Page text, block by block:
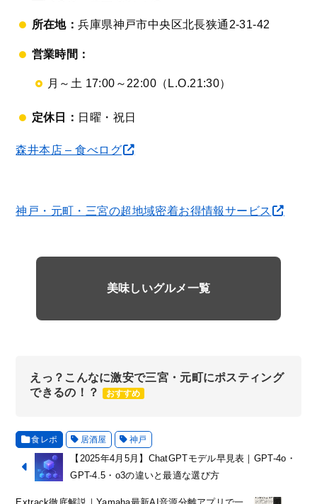
所在地：兵庫県神戸市中央区北長狭通2-31-42
営業時間：
月～土 17:00～22:00（L.O.21:30）
定休日： 日曜・祝日
森井本店 – 食べログ
神戸・元町・三宮の超地域密着お得情報サービス
美味しいグルメ一覧
えっ？こんなに激安で三宮・元町にポスティング
できるの！？
おすすめ
食レポ 居酒屋 神戸
【2025年4月5月】ChatGPTモデル早見表｜GPT-4o・
GPT-4.5・o3の違いと最適な選び方